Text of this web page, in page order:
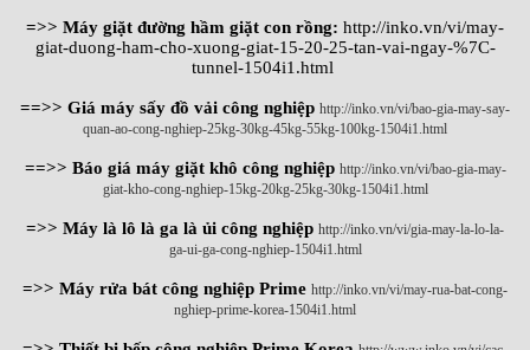
=>> Máy giặt đường hầm giặt con rồng: http://inko.vn/vi/may-
giat-duong-ham-cho-xuong-giat-15-20-25-tan-vai-ngay-%7C-
tunnel-1504i1.html
==>> Giá máy sấy đồ vải công nghiệp http://inko.vn/vi/bao-gia-may-say-
quan-ao-cong-nghiep-25kg-30kg-45kg-55kg-100kg-1504i1.html
==>> Báo giá máy giặt khô công nghiệp http://inko.vn/vi/bao-gia-may-
giat-kho-cong-nghiep-15kg-20kg-25kg-30kg-1504i1.html
=>> Máy là lô là ga là ủi công nghiệp http://inko.vn/vi/gia-may-la-lo-la-
ga-ui-ga-cong-nghiep-1504i1.html
=>> Máy rửa bát công nghiệp Prime http://inko.vn/vi/may-rua-bat-cong-
nghiep-prime-korea-1504i1.html